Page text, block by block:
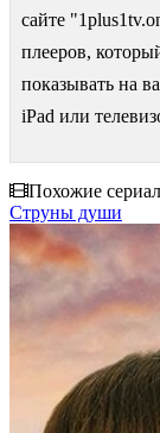
сайте
плееров,
показывать на
iPad или
Похожие
Струны души